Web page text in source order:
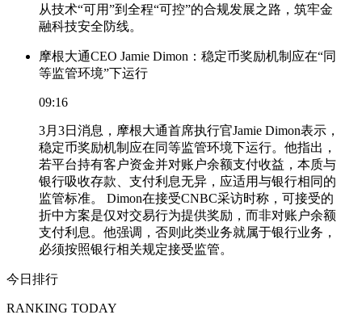
从技术“可用”到全程“可控”的合规发展之路，筑牢金
融科技安全防线。
摩根大通CEO Jamie Dimon：稳定币奖励机制应在“同
等监管环境”下运行
09:16
3月3日消息，摩根大通首席执行官Jamie Dimon表示，
稳定币奖励机制应在同等监管环境下运行。他指出，
若平台持有客户资金并对账户余额支付收益，本质与
银行吸收存款、支付利息无异，应适用与银行相同的
监管标准。 Dimon在接受CNBC采访时称，可接受的
折中方案是仅对交易行为提供奖励，而非对账户余额
支付利息。他强调，否则此类业务就属于银行业务，
必须按照银行相关规定接受监管。
今日排行
RANKING TODAY